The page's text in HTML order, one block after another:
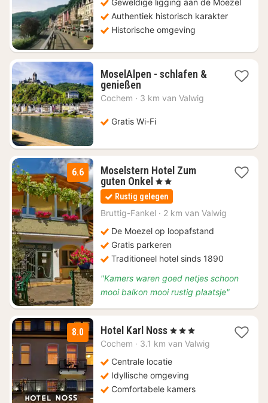
€
60,28
Geweldige ligging aan de Moezel
Authentiek historisch karakter
Historische omgeving
MoselAlpen - schlafen &
genießen1
nacht
€
68,46
Cochem · 3 km van Valwig
Gratis Wi-Fi
6.6
Moselstern Hotel Zum
guten Onkel 1
nacht
vanaf
€
, 2 Sterren
Rustig gelegen
Bruttig-Fankel · 2 km van Valwig
De Moezel op loopafstand
Gratis parkeren
Traditioneel hotel sinds 1890
"Kamers waren goed netjes schoon
mooi balkon mooi rustig plaatsje"
8.0 Hotel Karl Noss3
nachten
€
86,67
, 3 Sterren
Cochem · 3.1 km van Valwig
Centrale locatie
Idyllische omgeving
Comfortabele kamers